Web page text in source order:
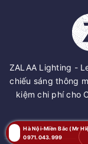
ZALAA Lighting -
chiếu sáng thông
kiệm chi phí cho
Hà Nội-Miền Bắc (Mr
0971.043.999